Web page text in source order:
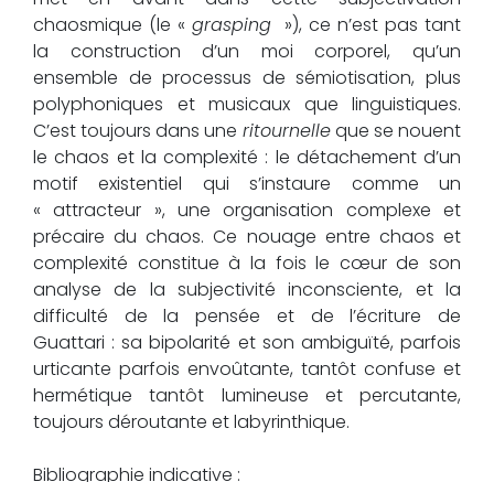
chaosmique (le « grasping »), ce n’est pas tant
la construction d’un moi corporel, qu’un
ensemble de processus de sémiotisation, plus
polyphoniques et musicaux que linguistiques.
C’est toujours dans une ritournelleque se nouent
le chaos et la complexité : le détachement d’un
motif existentiel qui s’instaure comme un
« attracteur », une organisation complexe et
précaire du chaos. Ce nouage entre chaos et
complexité constitue à la fois le cœur de son
analyse de la subjectivité inconsciente, et la
difficulté de la pensée et de l’écriture de
Guattari : sa bipolarité et son ambiguïté, parfois
urticante parfois envoûtante, tantôt confuse et
hermétique tantôt lumineuse et percutante,
toujours déroutante et labyrinthique.
Bibliographie indicative :